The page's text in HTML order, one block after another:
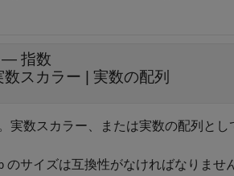
— 指数
数スカラー
実数の配列
実数スカラー、または実数の配列とし
b のサイズは互換性がなければなりませ